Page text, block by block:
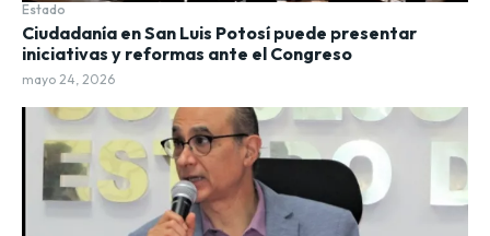
Estado
Ciudadanía en San Luis Potosí puede presentar
iniciativas y reformas ante el Congreso
mayo 24, 2026